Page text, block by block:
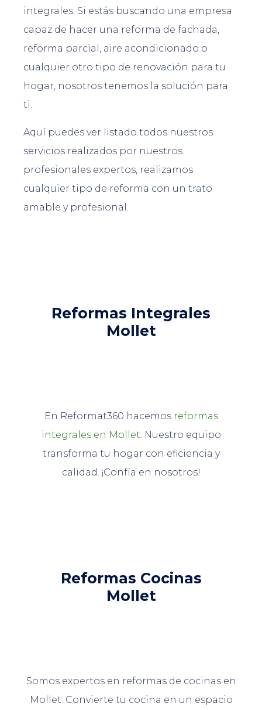
integrales. Si estás buscando una empresa
capaz de hacer una reforma de fachada,
reforma parcial, aire acondicionado o
cualquier otro tipo de renovación para tu
hogar, nosotros tenemos la solución para
ti.
Aquí puedes ver listado todos nuestros
servicios realizados por nuestros
profesionales expertos, realizamos
cualquier tipo de reforma con un trato
amable y profesional.
Reformas Integrales
Mollet
En Reformat360 hacemos reformas
integrales en Mollet. Nuestro equipo
transforma tu hogar con eficiencia y
calidad. ¡Confía en nosotros!
Reformas Cocinas
Mollet
Somos expertos en reformas de cocinas en
Mollet. Convierte tu cocina en un espacio